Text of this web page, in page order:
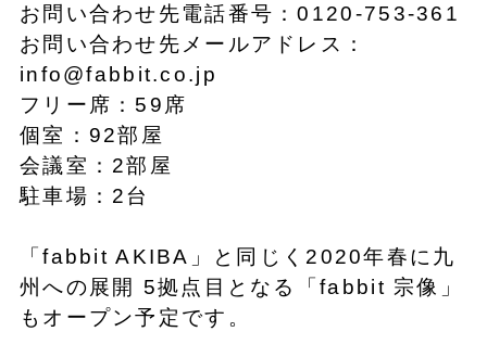
お問い合わせ先電話番号：0120-753-361
お問い合わせ先メールアドレス：
info@fabbit.co.jp
フリー席：59席
個室：92部屋
会議室：2部屋
駐車場：2台
「fabbit AKIBA」と同じく2020年春に九
州への展開 5拠点目となる「fabbit 宗像」
もオープン予定です。